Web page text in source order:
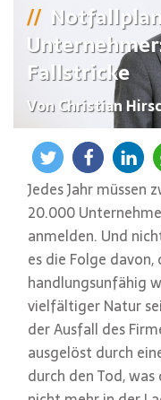
Fallstricke
Von Christian
Jedes Jahr müssen
20.000
anmelden. Und
es die Folge
handlungsunfähig
vielfältiger Natur
der Ausfall des
ausgelöst durch
durch den Tod,